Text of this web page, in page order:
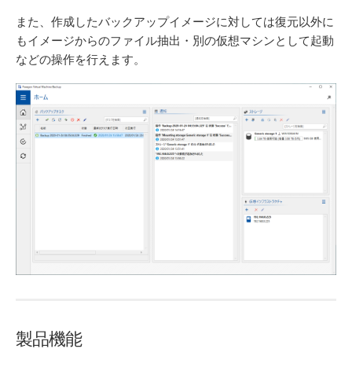
また、作成したバックアップイメージに対しては復元以外に
もイメージからのファイル抽出・別の仮想マシンとして起動
などの操作を行えます。
製品機能